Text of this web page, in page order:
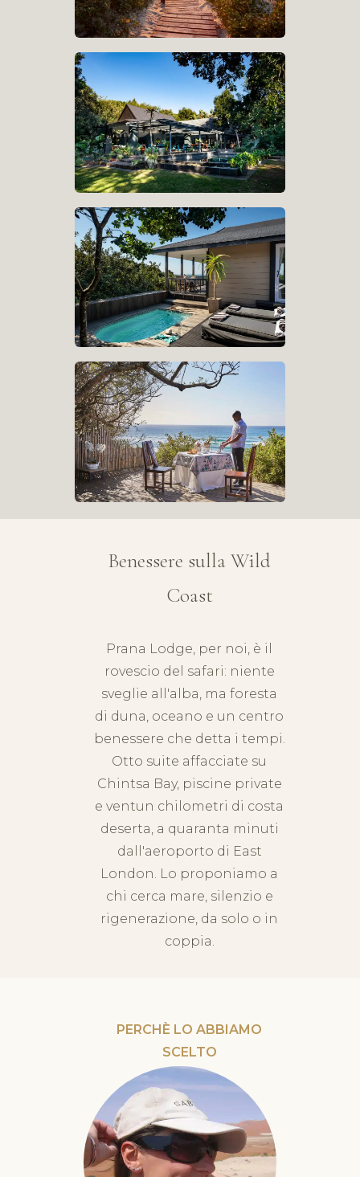
Benessere sulla Wild
Coast
Prana Lodge, per noi, è il
rovescio del safari: niente
sveglie all'alba, ma foresta
di duna, oceano e un centro
benessere che detta i tempi.
Otto suite affacciate su
Chintsa Bay, piscine private
e ventun chilometri di costa
deserta, a quaranta minuti
dall'aeroporto di East
London. Lo proponiamo a
chi cerca mare, silenzio e
rigenerazione, da solo o in
coppia.
PERCHÈ LO ABBIAMO
SCELTO